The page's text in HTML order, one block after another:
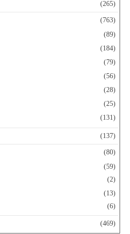
(265)
(763)
(89)
(184)
(79)
(56)
(28)
(25)
(131)
(137)
(80)
(59)
(2)
(13)
(6)
(469)